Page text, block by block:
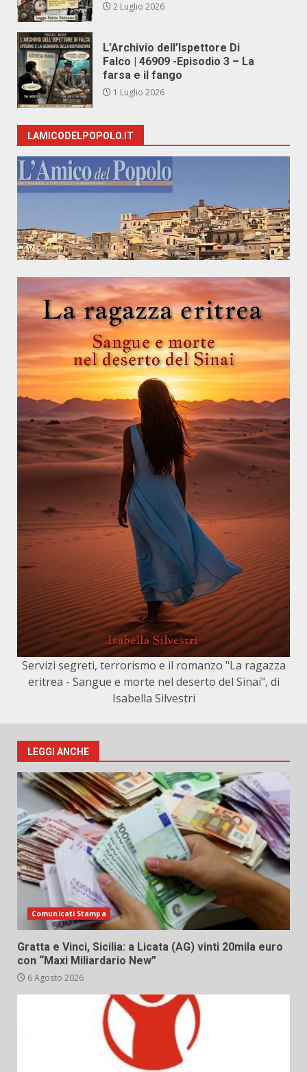
2 Luglio 2026
L’Archivio dell’Ispettore Di
Falco | 46909 -Episodio 3 – La
farsa e il fango
1 Luglio 2026
LAMICODELPOPOLO.IT
Servizi segreti, terrorismo e il romanzo "La ragazza
eritrea - Sangue e morte nel deserto del Sinai", di
Isabella Silvestri
LEGGI ANCHE
Comunicati Stampa
Gratta e Vinci, Sicilia: a Licata (AG) vinti 20mila euro
con “Maxi Miliardario New”
6 Agosto 2026